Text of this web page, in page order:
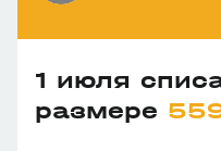
1 июля
размере